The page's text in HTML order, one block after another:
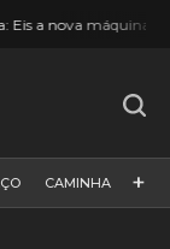
[FOTOS]
CAMINHA +